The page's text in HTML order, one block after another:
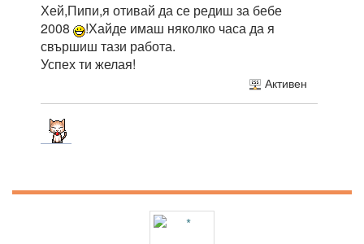
Хей,Пипи,я отивай да се редиш за бебе
2008
!Хайде имаш няколко часа да я
свършиш тази работа.
Успех ти желая!
Активен